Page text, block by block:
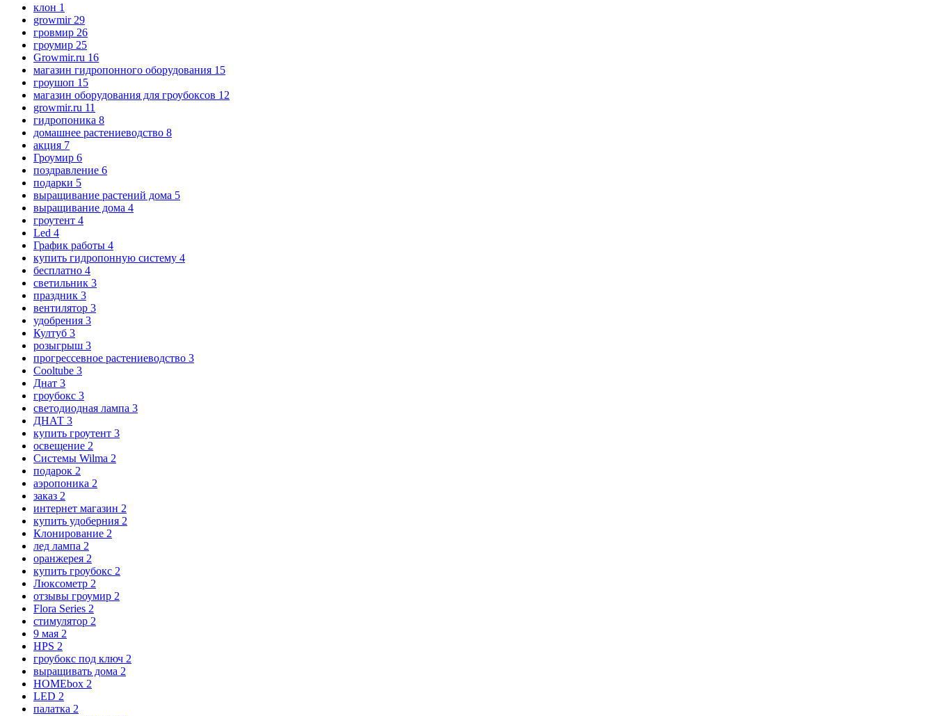
клон 1
growmir 29
гровмир 26
гроумир 25
Growmir.ru 16
магазин гидропонного оборудования 15
гроушоп 15
магазин оборудования для гроубоксов 12
growmir.ru 11
гидропоника 8
домашнее растениеводство 8
акция 7
Гроумир 6
поздравление 6
подарки 5
выращивание растений дома 5
выращивание дома 4
гроутент 4
Led 4
График работы 4
купить гидропонную систему 4
бесплатно 4
светильник 3
праздник 3
вентилятор 3
удобрения 3
Култуб 3
розыгрыш 3
прогрессевное растениеводство 3
Cooltube 3
Днат 3
гроубокс 3
светодиодная лампа 3
ДНАТ 3
купить гроутент 3
освещение 2
Системы Wilma 2
подарок 2
аэропоника 2
заказ 2
интернет магазин 2
купить удоберния 2
Клонирование 2
лед лампа 2
оранжерея 2
купить гроубокс 2
Люксометр 2
отзывы гроумир 2
Flora Series 2
стимулятор 2
9 мая 2
HPS 2
гроубокс под ключ 2
выращивать дома 2
HOMEbox 2
LED 2
палатка 2